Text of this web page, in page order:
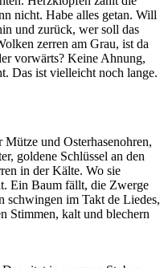
nicht. Habe alles getan. Will
und zurück, wer soll das
zerren am Grau, ist da
vorwärts? Keine Ahnung,
Das ist vielleicht noch lange.
und Osterhasenohren,
goldene Schlüssel an den
in der Kälte. Wo sie
Ein Baum fällt, die Zwerge
schwingen im Takt de Liedes,
Stimmen, kalt und blechern